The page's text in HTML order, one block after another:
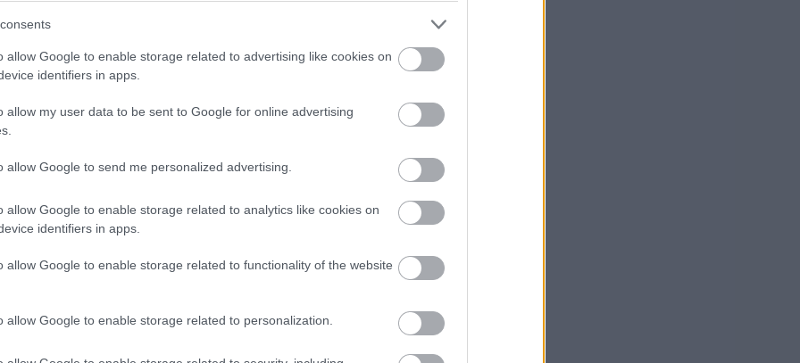
allow Google to enable storage related to advertising like cookies on
identifiers in apps.
allow my user data to be sent to Google for online advertising
allow Google to send me personalized advertising.
allow Google to enable storage related to analytics like cookies on
identifiers in apps.
allow Google to enable storage related to functionality of the website
allow Google to enable storage related to personalization.
yrityksen käyttöomaisuuden, kuten koneiden,
jakamista useille vuosille.
voivat olla myös rakennukset tai yrityksen
eli kirjataan vähitellen kuluksikirjanpitoon
, kun
ajan myötä käytön ja kulumisen seurauksena.
uusi 50 000 euron tuotantolaite saattaa palvella
10 vuoden ajan, joten laitteen
kerralla. Sen sijaan investoinnin
pidemmälle ajalle siten, että se vastaa